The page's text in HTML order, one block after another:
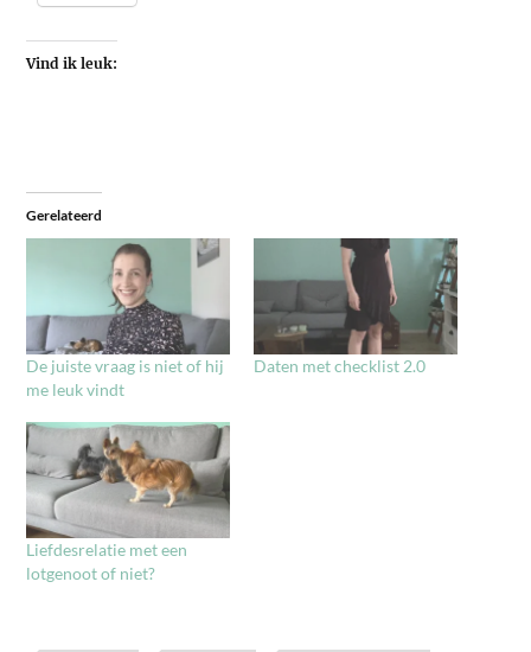
Vind ik leuk:
Gerelateerd
De juiste vraag is niet of hij
me leuk vindt
Daten met checklist 2.0
Liefdesrelatie met een
lotgenoot of niet?